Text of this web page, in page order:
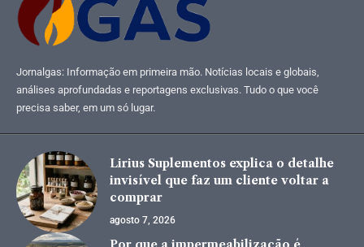
Jornalgas: Informação em primeira mão. Notícias locais e globais,
análises aprofundadas e reportagens exclusivas. Tudo o que você
precisa saber, em um só lugar.
Lirius Suplementos explica o detalhe
invisível que faz um cliente voltar a
comprar
agosto 7, 2026